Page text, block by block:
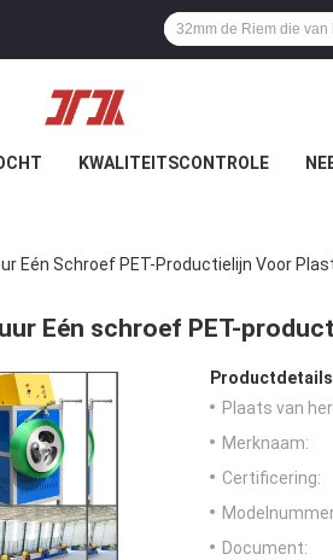
KWALITEITSCONTROLE
Eén Schroef PET-Productielijn Voor
Eén schroef PET-
Plaats van
Merknaam:
Certificering:
Document: